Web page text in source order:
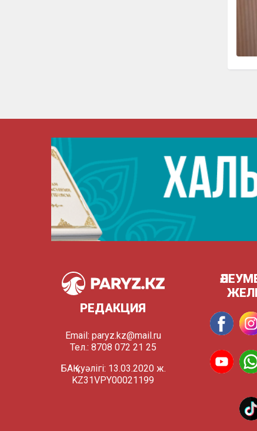
РЕДАКЦИЯ
Email: paryz.kz@mail.ru
Тел.: 8708 072 21 25
БАҚ куәлігі: 13.03.2020 ж.
KZ31VPY00021199